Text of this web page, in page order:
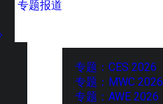
专题报道
专题：CES 2026
专题：MWC 2026
专题：AWE 2026